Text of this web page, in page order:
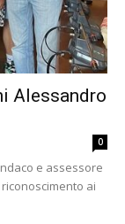
Alessandro
0
e assessore
ai